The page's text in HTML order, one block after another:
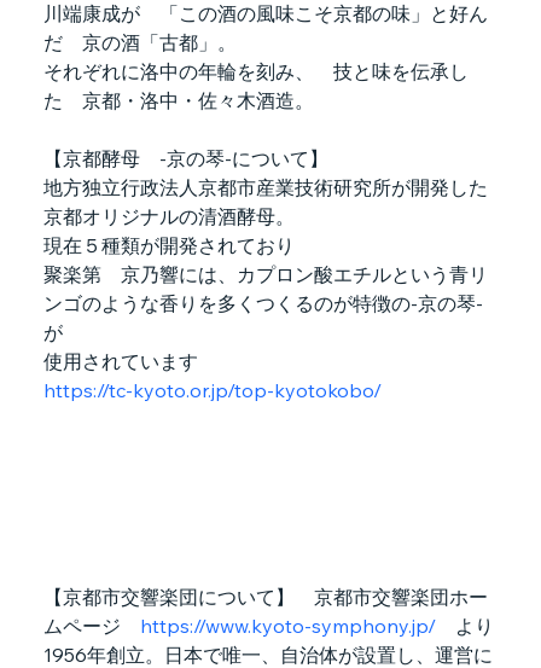
川端康成が　「この酒の風味こそ京都の味」と好ん
だ　京の酒「古都」。
それぞれに洛中の年輪を刻み、　技と味を伝承し
た　京都・洛中・佐々木酒造。
【京都酵母　-京の琴-について】
地方独立行政法人京都市産業技術研究所が開発した
京都オリジナルの清酒酵母。
現在５種類が開発されており
聚楽第　京乃響には、カプロン酸エチルという青リ
ンゴのような香りを多くつくるのが特徴の-京の琴-
が
使用されています
https://tc-kyoto.or.jp/top-kyotokobo/
【京都市交響楽団について】　京都市交響楽団ホー
ムページ https://www.kyoto-symphony.jp/ より
1956年創立。日本で唯一、自治体が設置し、運営に